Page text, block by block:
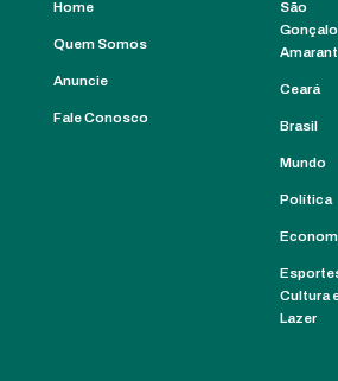
Home
Quem Somos
Anuncie
Fale Conosco
São
Ceará
Brasil
Mundo
Política
Cultura
Lazer